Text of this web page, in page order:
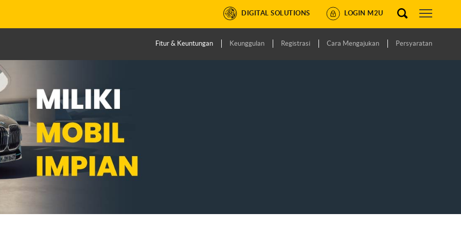
DIGITAL SOLUTIONS LOGIN M2U
Fitur & Keuntungan Keunggulan Registrasi Cara Mengajukan Persyaratan